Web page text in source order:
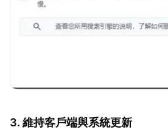
3. 維持客戶端與系統更新